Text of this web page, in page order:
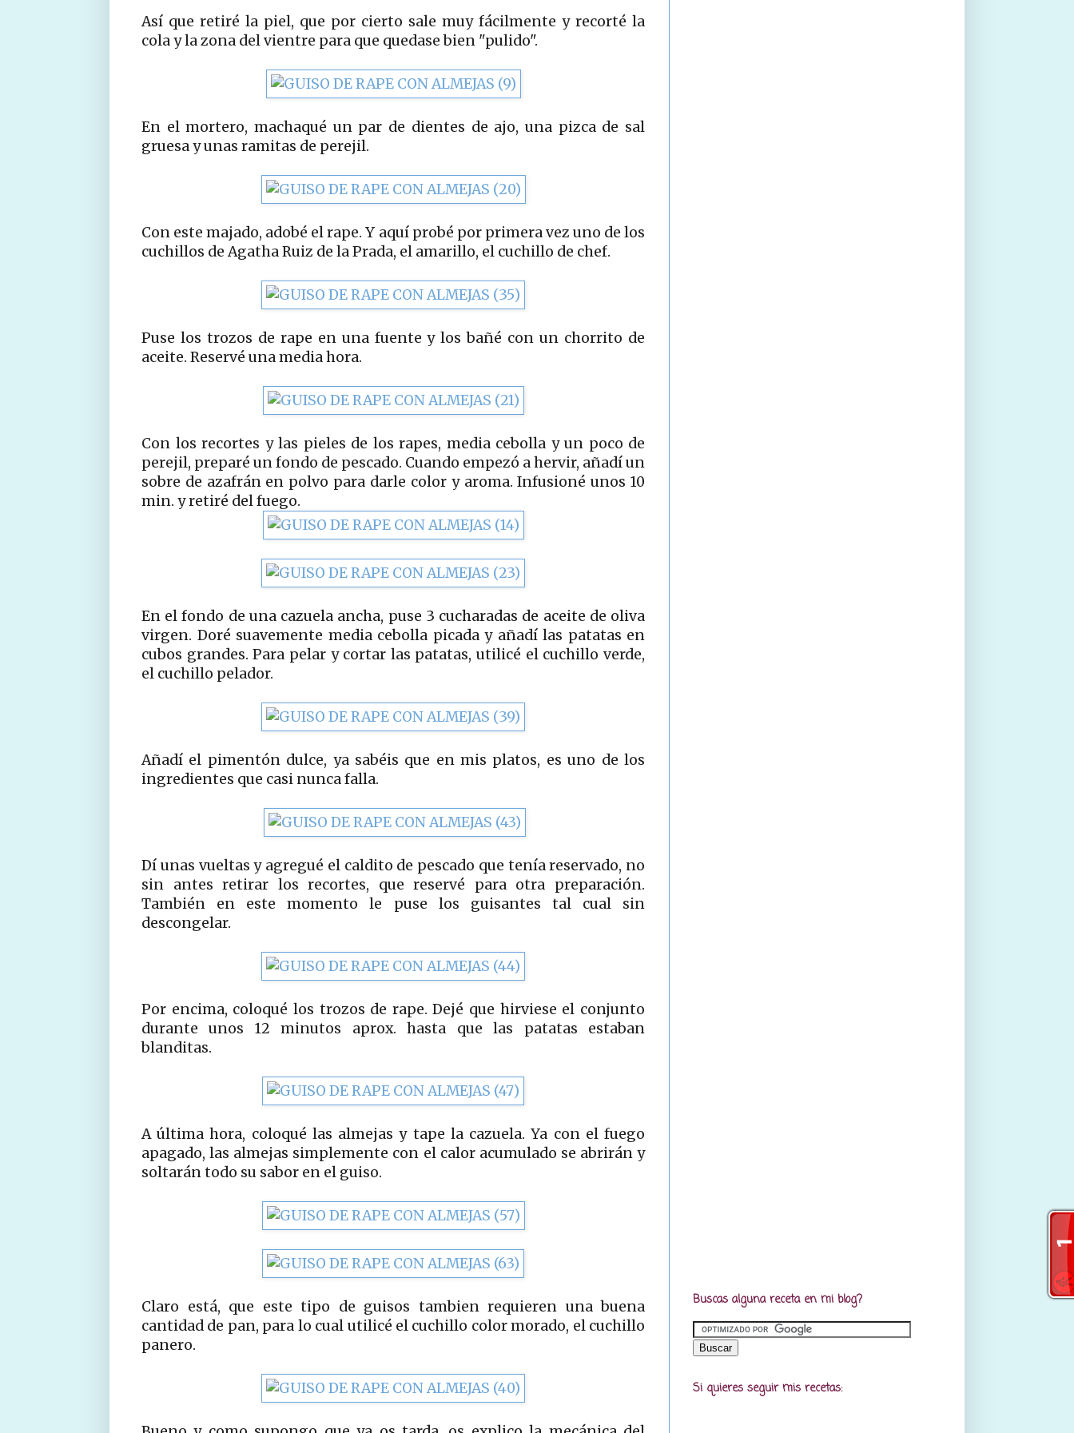
Así que retiré la piel, que por cierto sale muy fácilmente y recorté la
cola y la zona del vientre para que quedase bien "pulido".
En el mortero, machaqué un par de dientes de ajo, una pizca de sal
gruesa y unas ramitas de perejil.
Con este majado, adobé el rape. Y aquí probé por primera vez uno de los
cuchillos de Agatha Ruiz de la Prada, el amarillo, el cuchillo de chef.
Puse los trozos de rape en una fuente y los bañé con un chorrito de
aceite. Reservé una media hora.
Con los recortes y las pieles de los rapes, media cebolla y un poco de
perejil, preparé un fondo de pescado. Cuando empezó a hervir, añadí un
sobre de azafrán en polvo para darle color y aroma. Infusioné unos 10
min. y retiré del fuego.
En el fondo de una cazuela ancha, puse 3 cucharadas de aceite de oliva
virgen. Doré suavemente media cebolla picada y añadí las patatas en
cubos grandes. Para pelar y cortar las patatas, utilicé el cuchillo verde,
el cuchillo pelador.
Añadí el pimentón dulce, ya sabéis que en mis platos, es uno de los
ingredientes que casi nunca falla.
Dí unas vueltas y agregué el caldito de pescado que tenía reservado, no
sin antes retirar los recortes, que reservé para otra preparación.
También en este momento le puse los guisantes tal cual sin
descongelar.
Por encima, coloqué los trozos de rape. Dejé que hirviese el conjunto
durante unos 12 minutos aprox. hasta que las patatas estaban
blanditas.
A última hora, coloqué las almejas y tape la cazuela. Ya con el fuego
apagado, las almejas simplemente con el calor acumulado se abrirán y
soltarán todo su sabor en el guiso.
Claro está, que este tipo de guisos tambien requieren una buena
cantidad de pan, para lo cual utilicé el cuchillo color morado, el cuchillo
panero.
Buscas alguna receta en mi blog?
Si quieres seguir mis recetas: